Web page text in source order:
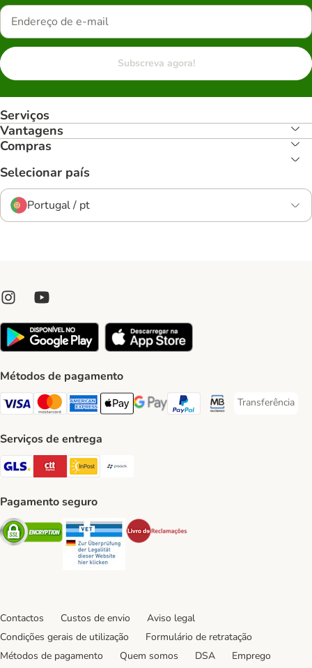
Subscreva agora!
Serviços
Vantagens
Compras
Selecionar país
Portugal / pt
Métodos de pagamento
Visa Payment Method
Mastercard Payment Method
American Express Payment Method
Apple Pay Payment Method
Google Pay Payment Method
PayPal Payment Method
Multibanco Payment
Transferência
Transferência
Serviços de entrega
GLS Shipping Method
CTTExpress Shipping Method
InPost Shipping Method
Pagamento seguro
Security Security
Contactos Custos de envio
Aviso legal
Condições gerais de utilização
Formulário de retratação
Métodos de pagamento
Quem somos DSA
Emprego